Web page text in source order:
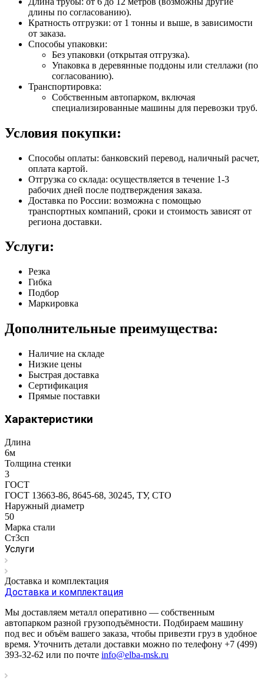
длины по согласованию).
Кратность отгрузки: от 1 тонны и выше, в зависимости
от заказа.
Способы упаковки:
Без упаковки (открытая отгрузка).
Упаковка в деревянные поддоны или стеллажи (по
согласованию).
Транспортировка:
Собственным автопарком, включая
специализированные машины для перевозки труб.
Условия покупки:
Способы оплаты: банковский перевод, наличный расчет,
оплата картой.
Отгрузка со склада: осуществляется в течение 1-3
рабочих дней после подтверждения заказа.
Доставка по России: возможна с помощью
транспортных компаний, сроки и стоимость зависят от
региона доставки.
Услуги:
Резка
Гибка
Подбор
Маркировка
Дополнительные преимущества:
Наличие на складе
Низкие цены
Быстрая доставка
Сертификация
Прямые поставки
Характеристики
Длина
6м
Толщина стенки
3
ГОСТ
ГОСТ 13663-86, 8645-68, 30245, ТУ, СТО
Наружный диаметр
50
Марка стали
Ст3сп
Услуги
Доставка и комплектация
Доставка и комплектация
Мы доставляем металл оперативно — собственным
автопарком разной грузоподъёмности. Подбираем машину
под вес и объём вашего заказа, чтобы привезти груз в удобное
время. Уточнить детали доставки можно по телефону +7 (499)
393-32-62 или по почте info@elba-msk.ru